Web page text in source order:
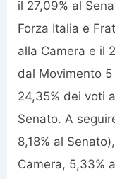
il 27,09% al
Forza Italia e
alla Camera e il
dal Movimento
24,35% dei voti
Senato. A
8,18% al
Camera, 5,33%